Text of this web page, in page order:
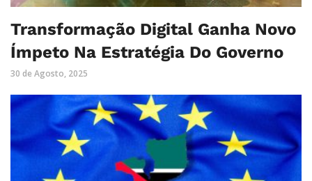
Transformação Digital Ganha Novo
Ímpeto Na Estratégia Do Governo
30 de Agosto, 2025